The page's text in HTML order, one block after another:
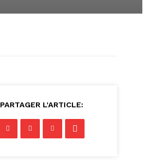
PARTAGER L'ARTICLE: